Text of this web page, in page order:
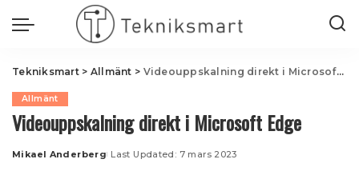
Tekniksmart> Allmänt > Videouppskalning direkt i Microsoft Edge
Allmänt
Videouppskalning direkt i Microsoft Edge
Posted
Mikael Anderberg Last Updated: 7 mars 2023